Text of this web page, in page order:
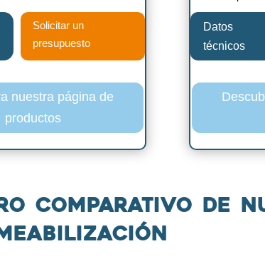
Solicitar un
presupuesto
nuestra página de
productos
Datos
técnicos
comparativo de